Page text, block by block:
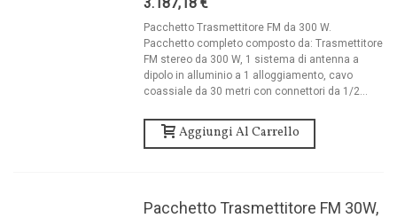
Pacchetto Trasmettitore FM da 300 W.
Pacchetto completo composto da: Trasmettitore
FM stereo da 300 W, 1 sistema di antenna a
dipolo in alluminio a 1 alloggiamento, cavo
coassiale da 30 metri con connettori da 1/2...
Aggiungi Al Carrello
Pacchetto Trasmettitore FM 30W,